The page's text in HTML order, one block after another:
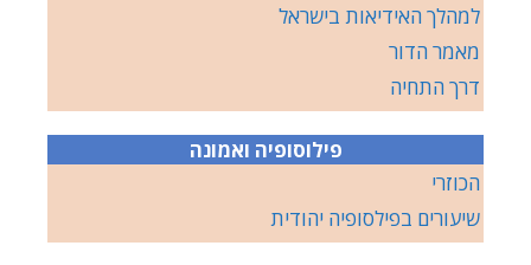
למהלך האידיאות בישראל
מאמר הדור
דרך התחיה
פילוסופיה ואמונה
הכוזרי
שיעורים בפילסופיה יהודית